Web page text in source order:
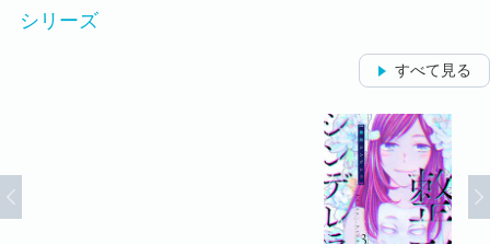
シリーズ
すべて見る